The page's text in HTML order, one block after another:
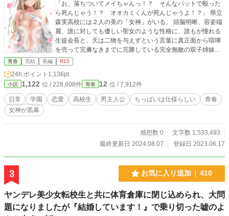
「お、落ちついてメイちゃんっ！？ そんなバットで殴った
ら死んじゃう！？ オオカミくんが死んじゃうよ！？」 県立
森実高校には２人の美の「女神」がいる。 頭脳明晰、容姿端
麗、誰に対しても優しい聖女のような性格に、誰もが憧れる
生徒会長と、天は二物を与えずという言葉に真正面から喧嘩
を売って完膚なきまでに完勝している完全無敵の双子姉妹。
その名も『古羊姉妹』 本来であれば彼女の視界にすら入らな
いはずの少年Ｂである大神士狼のようなロマンティックゲス
野郎とは、縁もゆかりもない女の子のはずだった。 ――士狼
が彼女たちを不審者から助ける、その日までは。 そして『そ
の日』は突然やってきた。 ある日、夜遊びで帰りが遅くなっ
た士狼が急いで家へ帰ろうとすると、古羊姉妹がナイフを持
ことに成功したが、姉君であり『古羊芽衣』は不審者に胸元
をザックリ斬りつけられてしまう。 何とか不審者を撃退し、
デカい胸パッドが転げ落ちたのは。 そう、彼女は嘘で塗り固
められた虚乳（きょにゅう）の持ち主だったのだ！ 意識を取
発狂し、士狼を亡き者にするべく、その場で士狼に襲い掛か
る。 士狼は洋子の協力もあり、何とか逃げることには成功す
青春 完結 長編 R15
24h.ポイント 1,136pt
小説 1,122 位 / 228,608件 青春 12 位 / 7,912件
日常 学園 恋愛 高校生 男主人公 ちっぱいは仕様らしい
青春
女神が黒幕
感想数 0
文字数 1,533,493
最終更新日 2024.08.07
登録日 2023.06.17
3 お気に入り追加 410
ヤンデレ美少女転校生と共に体育倉庫に閉じ込められ、大問
題になりましたが『結婚しています！』で乗り切った嘘のよ